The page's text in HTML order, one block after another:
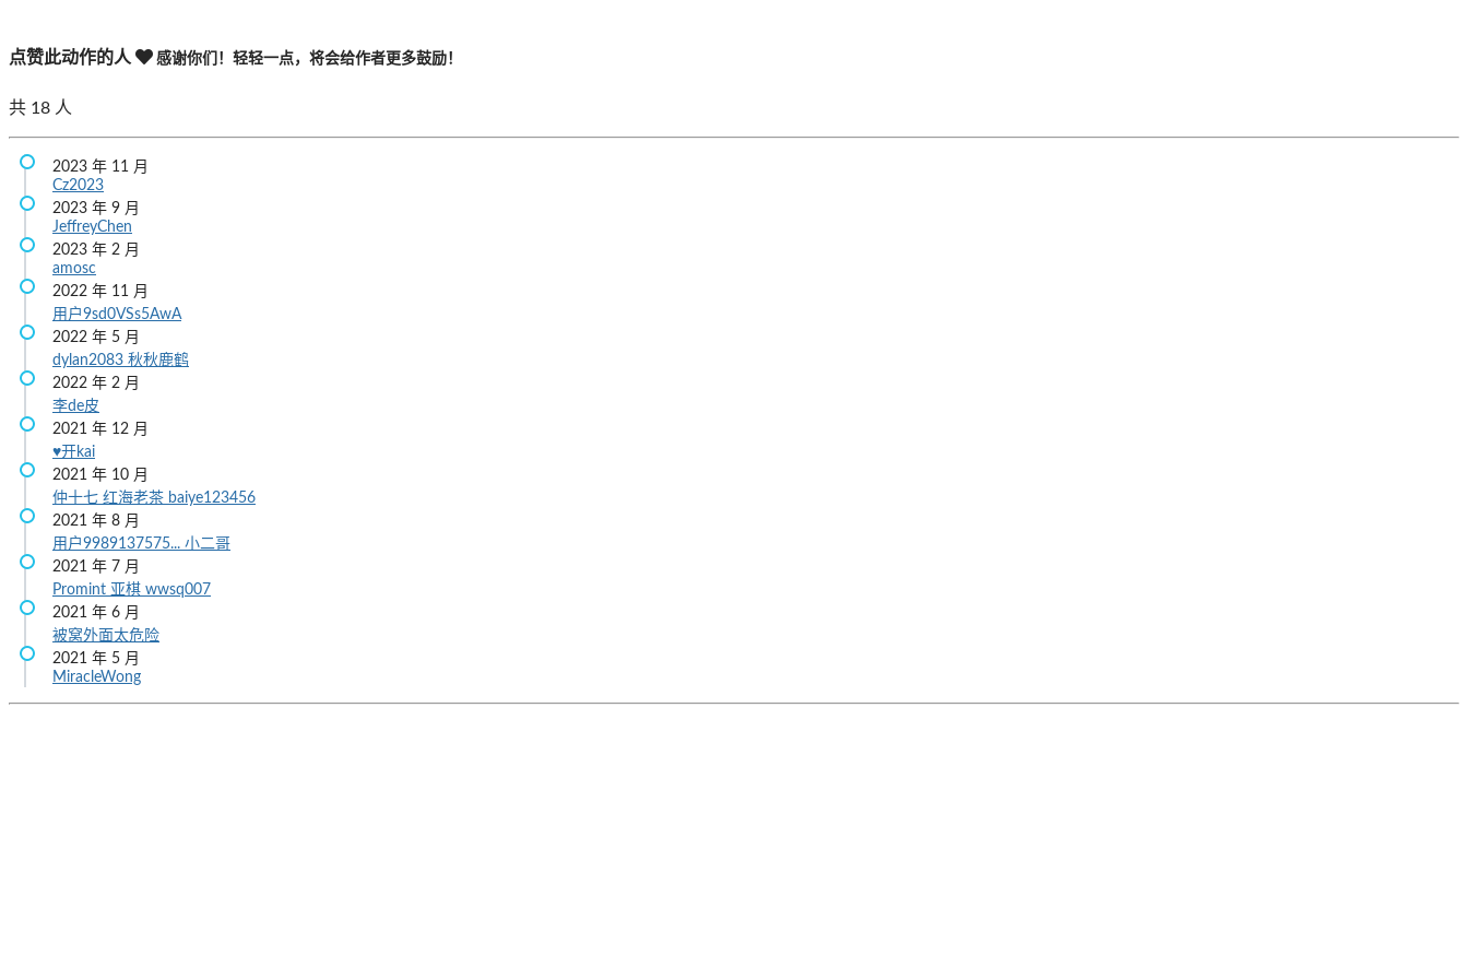
点赞此动作的人 感谢你们！轻轻一点，将会给作者更多鼓励！
共 18 人
2023 年 11 月
Cz2023
2023 年 9 月
JeffreyChen
2023 年 2 月
amosc
2022 年 11 月
用户9sd0VSs5AwA
2022 年 5 月
dylan2083 秋秋鹿鹤
2022 年 2 月
李de皮
2021 年 12 月
♥开kai
2021 年 10 月
仲十七 红海老茶 baiye123456
2021 年 8 月
用户9989137575... 小二哥
2021 年 7 月
Promint 亚棋 wwsq007
2021 年 6 月
被窝外面太危险
2021 年 5 月
MiracleWong